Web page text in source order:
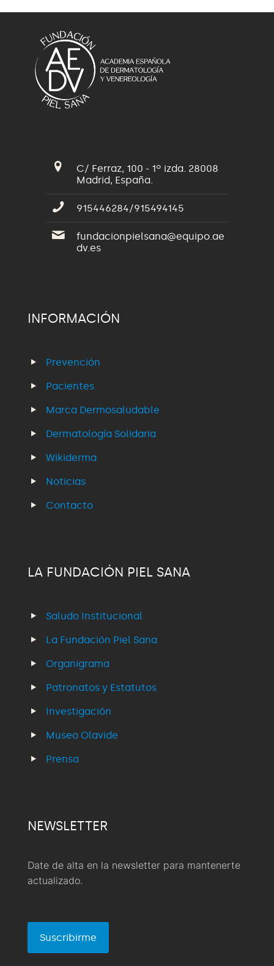
C/ Ferraz, 100 - 1º izda. 28008
Madrid, España.
915446284/915494145
fundacionpielsana@equipo.ae
dv.es
INFORMACIÓN
Prevención
Pacientes
Marca Dermosaludable
Dermatología Solidaria
Wikiderma
Noticias
Contacto
LA FUNDACIÓN PIEL SANA
Saludo Institucional
La Fundación Piel Sana
Organigrama
Patronatos y Estatutos
Investigación
Museo Olavide
Prensa
NEWSLETTER
Date de alta en la newsletter para mantenerte
actualizado.
Suscribirme